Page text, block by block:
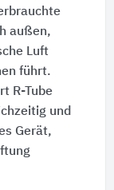
außen,
Luft
führt.
R-Tube
und
Gerät,